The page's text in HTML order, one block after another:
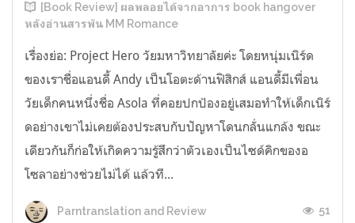
[Book Review] ผลพลอยได้จากอาการ book hangover
หลังอ่านสารพัน MM Romance
เรื่องย่อ: Project Hero วัยมหาวิทยาลัยค่ะ โดยหนุ่มเนิร์ด
ของเราชื่อแอนดี้ Andy เป็นโอตะด้านฟิสิกส์ แอนดี้มีเพื่อน
วัยเด็กคนหนึ่งชื่อ Asola ที่คอยปกป้องอยู่เสมอทำให้เด็กเนิร์
ดอย่างเขาไม่เคยต้องประสบกับปัญหาโดนกลั่นแกล้ง ขณะ
เดียวกันก็ก่อให้เกิดความรู้สึกว่าตัวเองเป็นไซด์คิกของอ
โซลาอย่างช่วยไม่ได้ แล้วที...
Parntranslation and Review 51